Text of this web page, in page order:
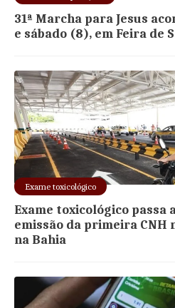
31ª Marcha para Jesus
e sábado (8), em Feira de
Exame toxicológico
Exame toxicológico
emissão da primeira CNH
na Bahia